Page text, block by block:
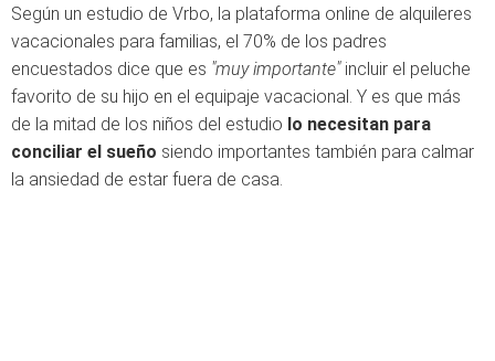
Según un estudio de Vrbo, la plataforma online de alquileres
vacacionales para familias, el 70% de los padres
encuestados dice que es "muy importante"incluir el peluche
favorito de su hijo en el equipaje vacacional. Y es que más
de la mitad de los niños del estudio lo necesitan para
conciliar el sueño siendo importantes también para calmar
la ansiedad de estar fuera de casa.